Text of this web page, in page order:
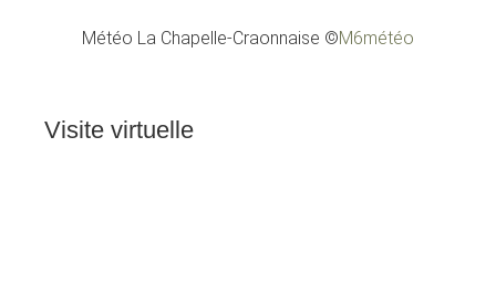
Météo La Chapelle-Craonnaise ©M6météo
Visite virtuelle